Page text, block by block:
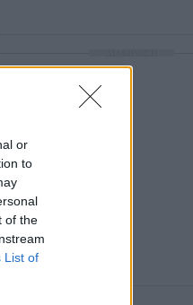
or
to
of the
List of